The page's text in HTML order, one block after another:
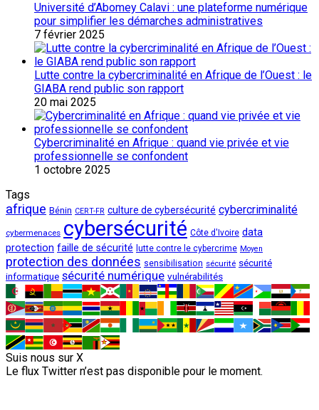
Université d’Abomey Calavi : une plateforme numérique
pour simplifier les démarches administratives
7 février 2025
Lutte contre la cybercriminalité en Afrique de l’Ouest : le
GIABA rend public son rapport
20 mai 2025
Cybercriminalité en Afrique : quand vie privée et vie
professionnelle se confondent
1 octobre 2025
Tags
afrique Bénin CERT-FR culture de cybersécurité cybercriminalité
cybermenaces cybersécurité Côte d'Ivoire data
protection faille de sécurité lutte contre le cybercrime Moyen
protection des données sensibilisation sécurité sécurité
informatique sécurité numérique vulnérabilités
Suis nous sur X
Le flux Twitter n’est pas disponible pour le moment.